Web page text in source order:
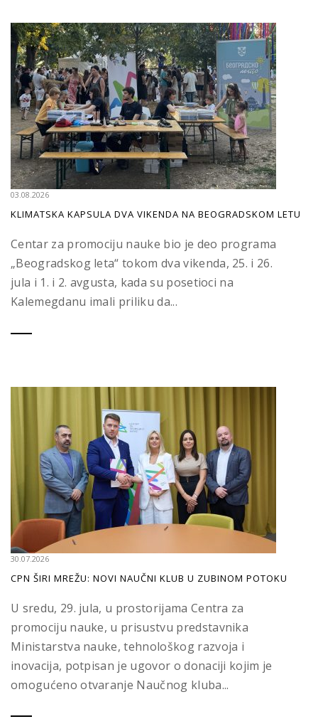
03.08.2026
KLIMATSKA KAPSULA DVA VIKENDA NA BEOGRADSKOM LETU
Centar za promociju nauke bio je deo programa
„Beogradskog leta“ tokom dva vikenda, 25. i 26.
jula i 1. i 2. avgusta, kada su posetioci na
Kalemegdanu imali priliku da...
30.07.2026
CPN ŠIRI MREŽU: NOVI NAUČNI KLUB U ZUBINOM POTOKU
U sredu, 29. jula, u prostorijama Centra za
promociju nauke, u prisustvu predstavnika
Ministarstva nauke, tehnološkog razvoja i
inovacija, potpisan je ugovor o donaciji kojim je
omogućeno otvaranje Naučnog kluba...